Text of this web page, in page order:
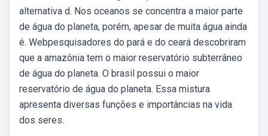
alternativa d. Nos oceanos se concentra a maior parte
de água do planeta, porém, apesar de muita água ainda
é. Webpesquisadores do pará e do ceará descobriram
que a amazônia tem o maior reservatório subterrâneo
de água do planeta. O brasil possui o maior
reservatório de água do planeta. Essa mistura
apresenta diversas funções e importâncias na vida
dos seres.